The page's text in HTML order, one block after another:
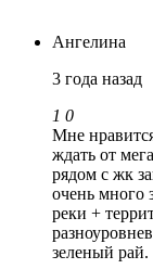
Ангелина
3 года назад
1 0
Мне
ждать от
рядом с жк
очень много
реки +
зеленый рай.